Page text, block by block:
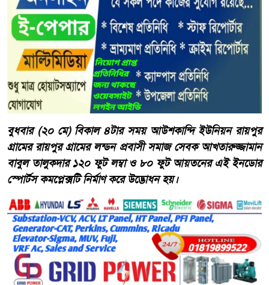
বুধবার (২০ মে) বিকাল ৪টার সময় আউশকান্দি ইউনিয়ন রায়পুর
গ্রামের রায়পুর গ্রামের লন্ডন প্রবাসী সমাজ সেবক আখতারুজ্জামান
বাবুল তালুকদার ১২০ ফুট লম্বা ও ৮০ ফুট আয়তনের এই ইনডোর
স্পোর্টস কমপ্লেক্সটি নির্মাণ করে উদ্ভোধন হয়।